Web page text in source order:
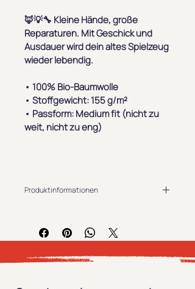
🦊💡🔧 Kleine Hände, große
Reparaturen. Mit Geschick und
Ausdauer wird dein altes Spielzeug
wieder lebendig.
• 100% Bio-Baumwolle
• Stoffgewicht: 155 g/m²
• Passform: Medium fit (nicht zu
weit, nicht zu eng)
Produktinformationen
Erfüllt die Anforderungen der EU-
REACH-Verordnung. In
über die allgemeine